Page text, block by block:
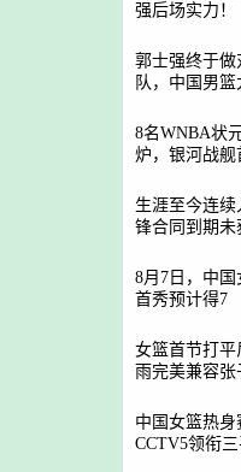
强后场实力！
郭士强终于做
队，中国男
8名WNBA状
炉，银河战
生涯至今连
锋合同到期
8月7日，中
首秀预计得7
女篮首节打平
雨完美兼容张
中国女篮热身
CCTV5领衔